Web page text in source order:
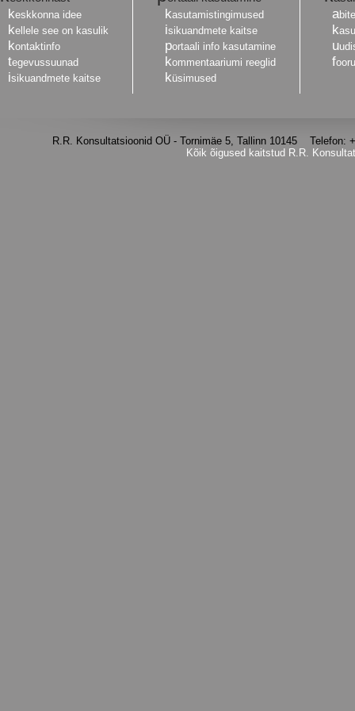
keskkonna idee
kellele see on kasulik
kontaktinfo
tegevussuunad
isikuandmete kaitse
kasutamistingimused
isikuandmete kaitse
portaali info kasutamine
kommentaariumi reeglid
küsimused
a
k
u
f
R.R. Konsultatsioonid OÜ - Tornimäe 5, Tallinn 10145
Kõik õigused kaitstud R.R.